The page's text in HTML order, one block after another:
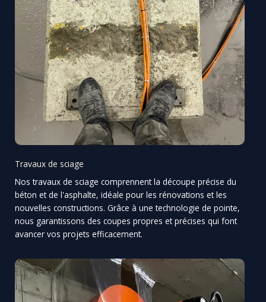
Travaux de sciage
Nos travaux de sciage comprennent la découpe précise du
béton et de l'asphalte, idéale pour les rénovations et les
nouvelles constructions. Grâce à une technologie de pointe,
nous garantissons des coupes propres et précises qui font
avancer vos projets efficacement.